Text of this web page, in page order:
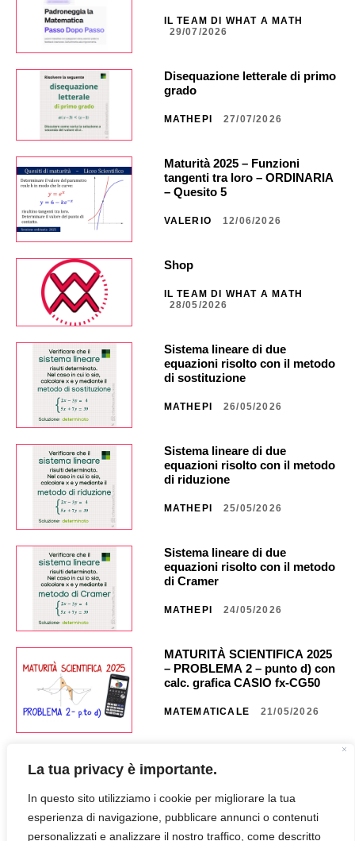
La tua privacy è importante.
In questo sito utilizziamo i cookie per migliorare la tua
esperienza di navigazione, pubblicare annunci o contenuti
personalizzati e analizzare il nostro traffico, come descritto
IL TEAM DI WHAT A MATH
29/07/2026
Disequazione letterale di primo
grado
MATHEPI 27/07/2026
Maturità 2025 – Funzioni
tangenti tra loro – ORDINARIA
– Quesito 5
VALERIO 12/06/2026
Shop
IL TEAM DI WHAT A MATH
28/05/2026
Sistema lineare di due
equazioni risolto con il metodo
di sostituzione
MATHEPI 26/05/2026
Sistema lineare di due
equazioni risolto con il metodo
di riduzione
MATHEPI 25/05/2026
Sistema lineare di due
equazioni risolto con il metodo
di Cramer
MATHEPI 24/05/2026
MATURITÀ SCIENTIFICA 2025
– PROBLEMA 2 – punto d) con
calc. grafica CASIO fx-CG50 _
MATEMATICALE 21/05/2026
– PROBLEMA 2 – punto c) con
NA35 _ CG849
MATEMATICALE 18/05/2026